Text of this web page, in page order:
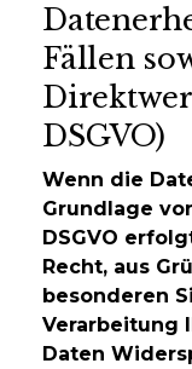
Fällen
DSGVO)
Wenn die
Grundlage
DSGVO
Recht, aus
besonderen
Verarbeitung
Daten